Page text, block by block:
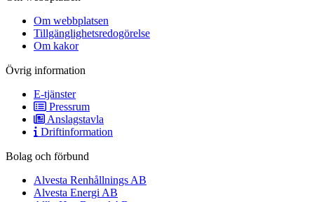
Om webbplatsen
Tillgänglighetsredogörelse
Om kakor
Övrig information
E-tjänster
Pressrum
Anslagstavla
Driftinformation
Bolag och förbund
Alvesta Renhållnings AB
Alvesta Energi AB